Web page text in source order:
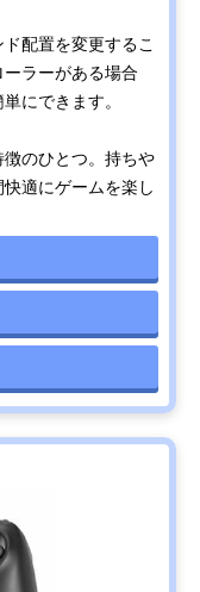
配置を変更するこ
ラーがある場合
にできます。
のひとつ。持ちや
適にゲームを楽し